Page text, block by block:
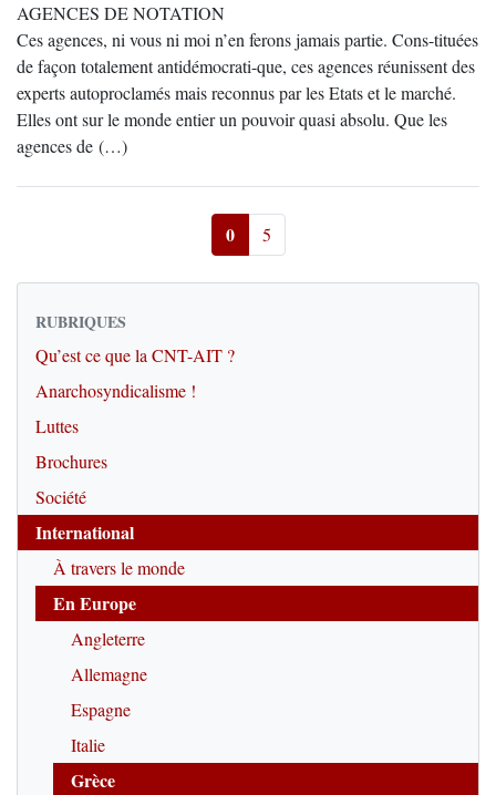
AGENCES DE NOTATION
Ces agences, ni vous ni moi n’en ferons jamais partie. Cons-tituées
de façon totalement antidémocrati-que, ces agences réunissent des
experts autoproclamés mais reconnus par les Etats et le marché.
Elles ont sur le monde entier un pouvoir quasi absolu. Que les
agences de (…)
0 5
RUBRIQUES
Qu’est ce que la CNT-AIT ?
Anarchosyndicalisme !
Luttes
Brochures
Société
International
À travers le monde
En Europe
Angleterre
Allemagne
Espagne
Italie
Grèce